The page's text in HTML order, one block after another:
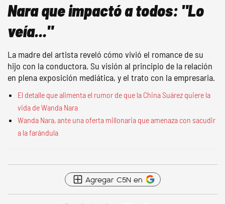
Nara que impactó a todos: "Lo
veía..."
La madre del artista reveló cómo vivió el romance de su
hijo con la conductora. Su visión al principio de la relación
en plena exposición mediática, y el trato con la empresaria.
El detalle que alimenta el rumor de que la China Suárez quiere la
vida de Wanda Nara
Wanda Nara, ante una oferta millonaria que amenaza con sacudir
a la farándula
Agregar C5N en